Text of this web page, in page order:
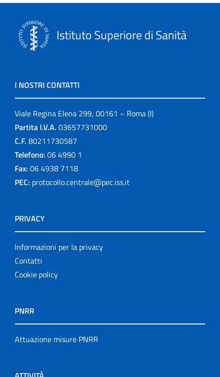
Istituto Superiore di Sanità
I NOSTRI CONTATTI
Viale Regina Elena 299, 00161 – Roma (I)
Partita I.V.A. 03657731000
C.F. 80211730587
Telefono: 06 4990 1
Fax: 06 4938 7118
PEC: protocollo.centrale@pec.iss.it
PRIVACY
Informazioni per la privacy
Contatti
Cookie policy
PNRR
Attuazione misure PNRR